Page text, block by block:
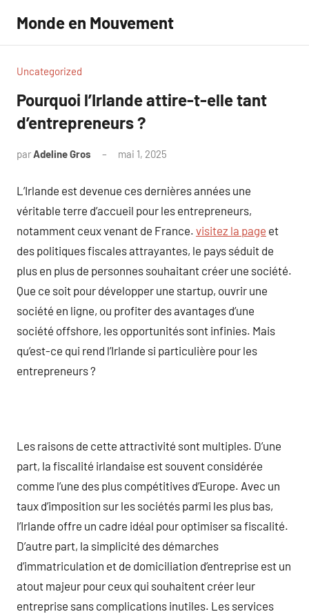
contenu
Monde en Mouvement
Uncategorized
Pourquoi l’Irlande attire-t-elle tant
d’entrepreneurs ?
parAdeline Gros mai 1, 2025
L’Irlande est devenue ces dernières années une
véritable terre d’accueil pour les entrepreneurs,
notamment ceux venant de France. visitez la page et
des politiques fiscales attrayantes, le pays séduit de
plus en plus de personnes souhaitant créer une société.
Que ce soit pour développer une startup, ouvrir une
société en ligne, ou profiter des avantages d’une
société offshore, les opportunités sont infinies. Mais
qu’est-ce qui rend l’Irlande si particulière pour les
entrepreneurs ?
Les raisons de cette attractivité sont multiples. D’une
part, la fiscalité irlandaise est souvent considérée
comme l’une des plus compétitives d’Europe. Avec un
taux d’imposition sur les sociétés parmi les plus bas,
l’Irlande offre un cadre idéal pour optimiser sa fiscalité.
D’autre part, la simplicité des démarches
d’immatriculation et de domiciliation d’entreprise est un
atout majeur pour ceux qui souhaitent créer leur
entreprise sans complications inutiles. Les services